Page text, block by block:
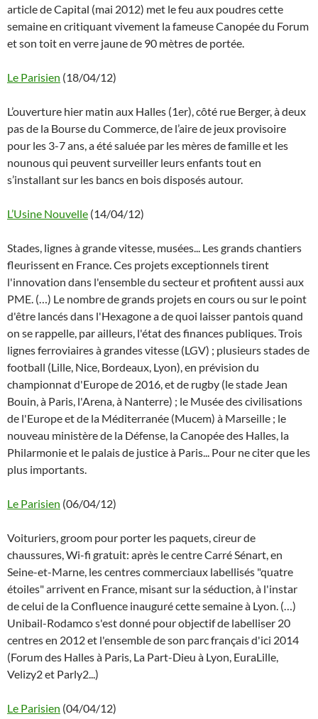
article de Capital (mai 2012) met le feu aux poudres cette
semaine en critiquant vivement la fameuse Canopée du Forum
et son toit en verre jaune de 90 mètres de portée.
Le Parisien (18/04/12)
L’ouverture hier matin aux Halles (1er), côté rue Berger, à deux
pas de la Bourse du Commerce, de l’aire de jeux provisoire
pour les 3-7 ans, a été saluée par les mères de famille et les
nounous qui peuvent surveiller leurs enfants tout en
s’installant sur les bancs en bois disposés autour.
L’Usine Nouvelle (14/04/12)
Stades, lignes à grande vitesse, musées... Les grands chantiers
fleurissent en France. Ces projets exceptionnels tirent
l'innovation dans l'ensemble du secteur et profitent aussi aux
PME. (…) Le nombre de grands projets en cours ou sur le point
d'être lancés dans l'Hexagone a de quoi laisser pantois quand
on se rappelle, par ailleurs, l'état des finances publiques. Trois
lignes ferroviaires à grandes vitesse (LGV) ; plusieurs stades de
football (Lille, Nice, Bordeaux, Lyon), en prévision du
championnat d'Europe de 2016, et de rugby (le stade Jean
Bouin, à Paris, l'Arena, à Nanterre) ; le Musée des civilisations
de l'Europe et de la Méditerranée (Mucem) à Marseille ; le
nouveau ministère de la Défense, la Canopée des Halles, la
Philarmonie et le palais de justice à Paris... Pour ne citer que les
plus importants.
Le Parisien (06/04/12)
Voituriers, groom pour porter les paquets, cireur de
chaussures, Wi-fi gratuit: après le centre Carré Sénart, en
Seine-et-Marne, les centres commerciaux labellisés "quatre
étoiles" arrivent en France, misant sur la séduction, à l'instar
de celui de la Confluence inauguré cette semaine à Lyon. (…)
Unibail-Rodamco s'est donné pour objectif de labelliser 20
centres en 2012 et l'ensemble de son parc français d'ici 2014
(Forum des Halles à Paris, La Part-Dieu à Lyon, EuraLille,
Velizy2 et Parly2...)
Le Parisien (04/04/12)